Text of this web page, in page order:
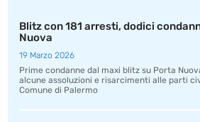
Blitz con 181 arresti, dodici
Nuova
19 Marzo 2026
Prime condanne dal maxi blitz su Porta
alcune assoluzioni e risarcimenti alle parti
Comune di Palermo